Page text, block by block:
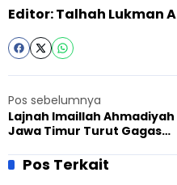
Editor: Talhah Lukman A
Pos sebelumnya
Lajnah Imaillah Ahmadiyah
Jawa Timur Turut Gagas
Lintas Agama
Pos Terkait